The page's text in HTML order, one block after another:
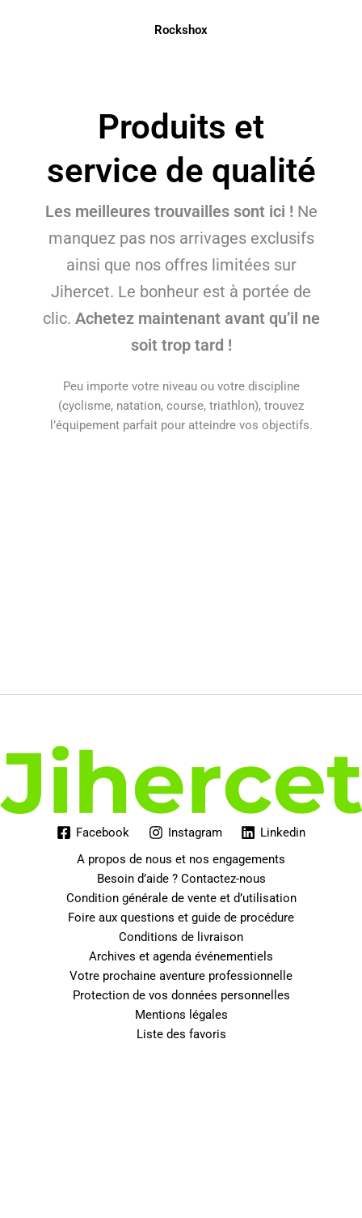
Rockshox
Produits et
service de qualité
Les meilleures trouvailles sont ici ! Ne
manquez pas nos arrivages exclusifs
ainsi que nos offres limitées sur
Jihercet. Le bonheur est à portée de
clic. Achetez maintenant avant qu’il ne
soit trop tard !
Peu importe votre niveau ou votre discipline
(cyclisme, natation, course, triathlon), trouvez
l’équipement parfait pour atteindre vos objectifs.
Facebook Instagram
Linkedin
A propos de nous et nos engagements
Besoin d’aide ? Contactez-nous
Condition générale de vente et d’utilisation
Foire aux questions et guide de procédure
Conditions de livraison
Archives et agenda événementiels
Votre prochaine aventure professionnelle
Protection de vos données personnelles
Mentions légales
Liste des favoris